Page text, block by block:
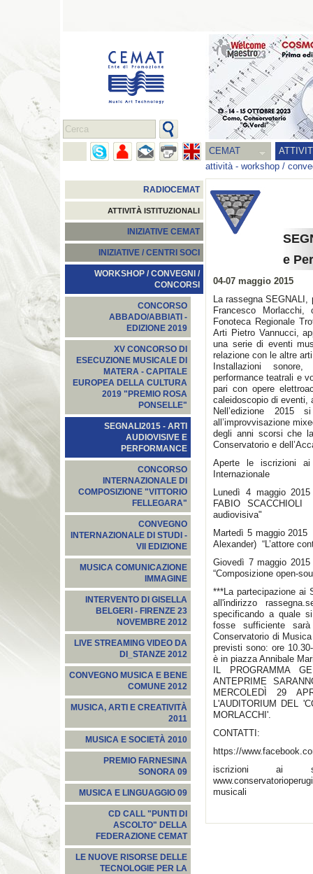
CEMAT
attività- workshop /
RADIOCEMAT
ATTIVITÀ ISTITUZIONALI
INIZIATIVE CEMAT
INIZIATIVE / CENTRI SOCI
WORKSHOP / CONVEGNI /
CONCORSI
CONCORSO
ABBADO/ABBIATI -
EDIZIONE 2019
XV CONCORSO DI
ESECUZIONE MUSICALE DI
MATERA - CAPITALE
EUROPEA DELLA CULTURA
2019 "PREMIO ROSA
PONSELLE"
SEGNALI2015‬ - ARTI
AUDIOVISIVE E
PERFORMANCE
CONCORSO
INTERNAZIONALE DI
COMPOSIZIONE "VITTORIO
FELLEGARA"
CONVEGNO
INTERNAZIONALE DI STUDI -
VII EDIZIONE
MUSICA COMUNICAZIONE
IMMAGINE
INTERVENTO DI GISELLA
BELGERI - FIRENZE 23
NOVEMBRE 2012
LIVE STREAMING VIDEO DA
DI_STANZE 2012
CONVEGNO MUSICA E BENE
COMUNE 2012
MUSICA, ARTI E CREATIVITÀ
2011
MUSICA E SOCIETÀ 2010
PREMIO FARNESINA
SONORA 09
MUSICA E LINGUAGGIO 09
CD CALL "PUNTI DI
ASCOLTO" DELLA
FEDERAZIONE CEMAT
LE NUOVE RISORSE DELLE
TECNOLOGIE PER LA
e
04-07 maggio 2015
La rassegna
Francesco
Fonoteca Regionale
Arti Pietro Vannucci,
una serie di eventi
relazione con le altre
Installazioni sonore,
performance teatrali e
pari con opere
caleidoscopio di eventi,
Nell’edizione 2015
all’improvvisazione
degli anni scorsi che
Conservatorio e
Aperte le iscrizioni
Internazionale
Lunedì 4 maggio
FABIO
audiovisiva"
Martedì 5 maggio
Alexander) “L’attore
Giovedì 7 maggio
“Composizione open-
***La partecipazione ai
all'indirizzo
specificando a quale
fosse sufficiente
Conservatorio di
previsti sono: ore
è in piazza Annibale
IL PROGRAMMA
ANTEPRIME
MERCOLEDÌ 29
L'AUDITORIUM DEL
MORLACCHI'.
CONTATTI:
https://
iscrizioni ai
musicali